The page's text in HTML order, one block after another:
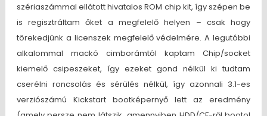
szériaszámmal ellátott hivatalos ROM chip kit, így szépen be
is regisztráltam őket a megfelelő helyen – csak hogy
törekedjünk a licenszek megfelelő védelmére. A legutóbbi
alkalommal mackó cimborámtól kaptam Chip/socket
kiemelő csipeszeket, így ezeket gond nélkül ki tudtam
cserélni roncsolás és sérülés nélkül, így azonnali 3.1-es
verziószámú Kickstart bootképernyő lett az eredmény